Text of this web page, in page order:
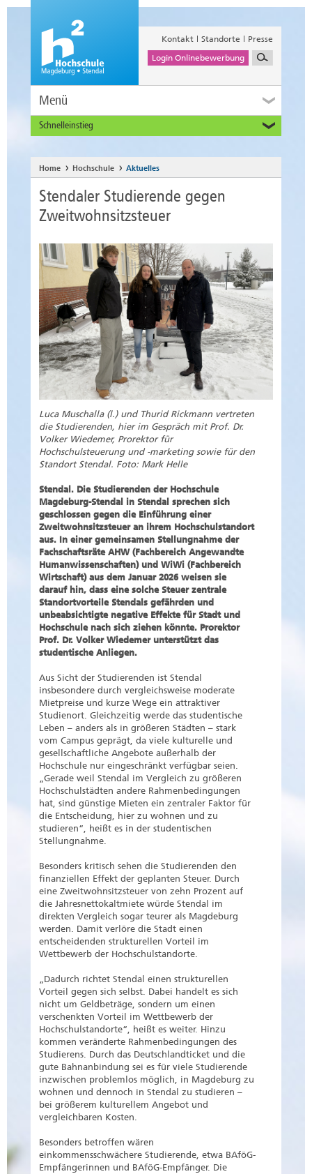
Kontakt Standorte
Presse
Login Onlinebewerbung
Menü
Schnelleinstieg
Alumni
Unternehmen und Institutionen
Studierende
Beschäftigte
Home Hochschule Aktuelles
Stendaler Studierende gegen
Zweitwohnsitzsteuer
Luca Muschalla (l.) und Thurid Rickmann vertreten
die Studierenden, hier im Gespräch mit Prof. Dr.
Volker Wiedemer, Prorektor für
Hochschulsteuerung und -marketing sowie für den
Standort Stendal. Foto: Mark Helle
Stendal. Die Studierenden der Hochschule
Magdeburg-Stendal in Stendal sprechen sich
geschlossen gegen die Einführung einer
Zweitwohnsitzsteuer an ihrem Hochschulstandort
aus. In einer gemeinsamen Stellungnahme der
Fachschaftsräte AHW (Fachbereich Angewandte
Humanwissenschaften) und WiWi (Fachbereich
Wirtschaft) aus dem Januar 2026 weisen sie
darauf hin, dass eine solche Steuer zentrale
Standortvorteile Stendals gefährden und
unbeabsichtigte negative Effekte für Stadt und
Hochschule nach sich ziehen könnte. Prorektor
Prof. Dr. Volker Wiedemer unterstützt das
studentische Anliegen.
Aus Sicht der Studierenden ist Stendal
insbesondere durch vergleichsweise moderate
Mietpreise und kurze Wege ein attraktiver
Studienort. Gleichzeitig werde das studentische
Leben – anders als in größeren Städten – stark
vom Campus geprägt, da viele kulturelle und
gesellschaftliche Angebote außerhalb der
Hochschule nur eingeschränkt verfügbar seien.
„Gerade weil Stendal im Vergleich zu größeren
Hochschulstädten andere Rahmenbedingungen
hat, sind günstige Mieten ein zentraler Faktor für
die Entscheidung, hier zu wohnen und zu
studieren“, heißt es in der studentischen
Stellungnahme.
Besonders kritisch sehen die Studierenden den
finanziellen Effekt der geplanten Steuer. Durch
eine Zweitwohnsitzsteuer von zehn Prozent auf
die Jahresnettokaltmiete würde Stendal im
direkten Vergleich sogar teurer als Magdeburg
werden. Damit verlöre die Stadt einen
entscheidenden strukturellen Vorteil im
Wettbewerb der Hochschulstandorte.
„Dadurch richtet Stendal einen strukturellen
Vorteil gegen sich selbst. Dabei handelt es sich
nicht um Geldbeträge, sondern um einen
verschenkten Vorteil im Wettbewerb der
Hochschulstandorte“, heißt es weiter. Hinzu
kommen veränderte Rahmenbedingungen des
Studierens. Durch das Deutschlandticket und die
gute Bahnanbindung sei es für viele Studierende
inzwischen problemlos möglich, in Magdeburg zu
wohnen und dennoch in Stendal zu studieren –
bei größerem kulturellem Angebot und
vergleichbaren Kosten.
Besonders betroffen wären
einkommensschwächere Studierende, etwa BAföG-
Empfängerinnen und BAföG-Empfänger. Die